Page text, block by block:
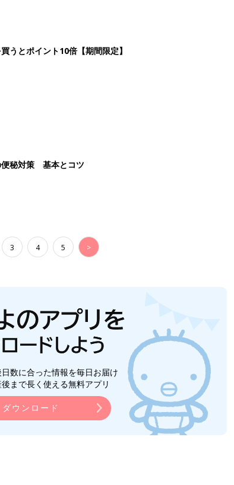
うとポイント10倍【期間限定】
秘対策 基本とコツ
3 4 5 >
数に合った情報を毎日お届け
まで長く使える無料アプリ
ダウンロード